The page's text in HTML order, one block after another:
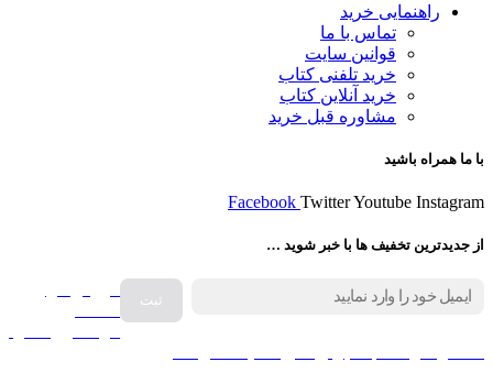
راهنمایی خرید
تماس با ما
قوانین سایت
خرید تلفنی کتاب
خرید آنلاین کتاب
مشاوره قبل خرید
با ما همراه باشید
Facebook TwitterYoutube Instagram
از جدیدترین تخفیف ها با خبر شوید …
فروش انواع